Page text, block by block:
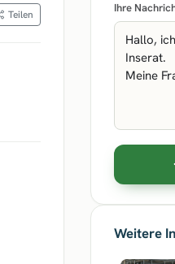
Teilen Ihre
Weitere